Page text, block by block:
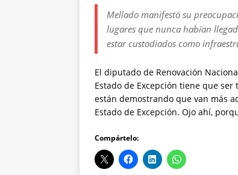
Mellado manifestó su
lugares que nunca habían
estar custodiados como
El diputado de Renovación
Estado de Excepción tiene que
están demostrando que van más
Estado de Excepción. Ojo ahí,
Compártelo: